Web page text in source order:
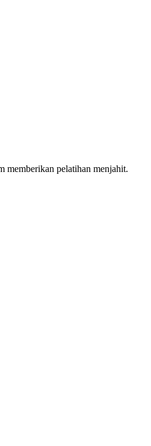
memberikan pelatihan menjahit.